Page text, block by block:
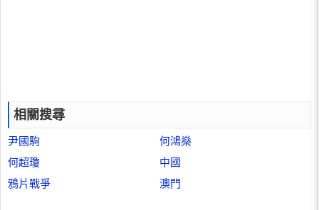
相關搜尋
尹國駒
何鴻燊
何超瓊
中國
鴉片戰爭
澳門